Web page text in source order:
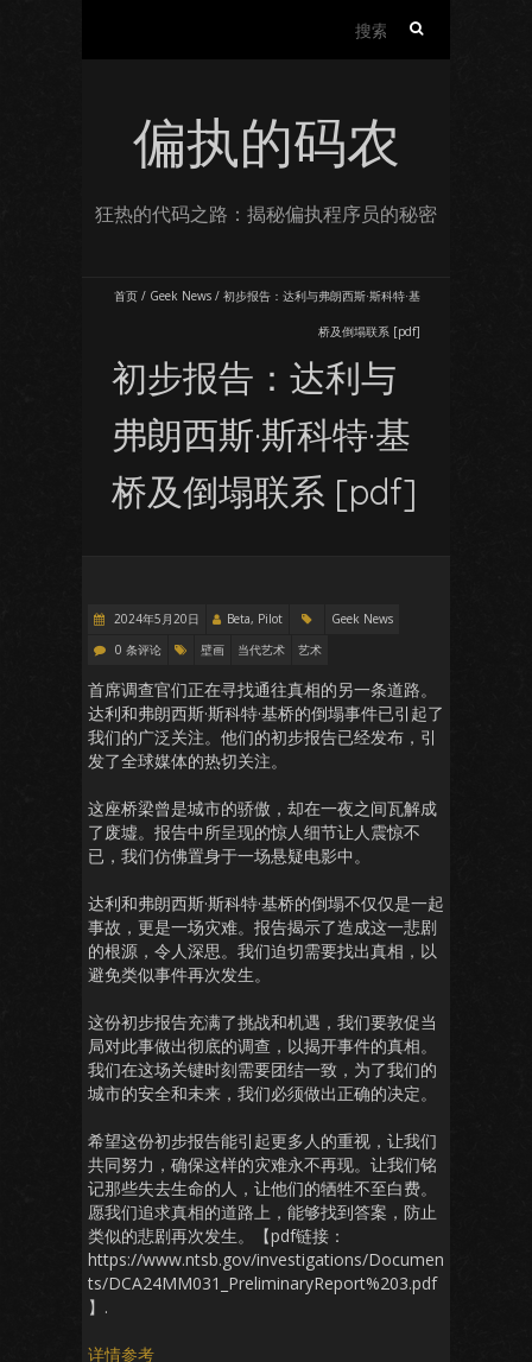
偏执的码农
狂热的代码之路：揭秘偏执程序员的秘密
首页 / Geek News / 初步报告：达利与弗朗西斯·斯科特·基
桥及倒塌联系 [pdf]
初步报告：达利与
弗朗西斯·斯科特·基
桥及倒塌联系 [pdf]
2024年5月20日 Beta, Pilot
Geek News
0 条评论
壁画 当代艺术 艺术
首席调查官们正在寻找通往真相的另一条道路。
达利和弗朗西斯·斯科特·基桥的倒塌事件已引起了
我们的广泛关注。他们的初步报告已经发布，引
发了全球媒体的热切关注。
这座桥梁曾是城市的骄傲，却在一夜之间瓦解成
了废墟。报告中所呈现的惊人细节让人震惊不
已，我们仿佛置身于一场悬疑电影中。
达利和弗朗西斯·斯科特·基桥的倒塌不仅仅是一起
事故，更是一场灾难。报告揭示了造成这一悲剧
的根源，令人深思。我们迫切需要找出真相，以
避免类似事件再次发生。
这份初步报告充满了挑战和机遇，我们要敦促当
局对此事做出彻底的调查，以揭开事件的真相。
我们在这场关键时刻需要团结一致，为了我们的
城市的安全和未来，我们必须做出正确的决定。
希望这份初步报告能引起更多人的重视，让我们
共同努力，确保这样的灾难永不再现。让我们铭
记那些失去生命的人，让他们的牺牲不至白费。
愿我们追求真相的道路上，能够找到答案，防止
类似的悲剧再次发生。【pdf链接：
https://www.ntsb.gov/investigations/Documen
ts/DCA24MM031_PreliminaryReport%203.pdf
】.
详情参考